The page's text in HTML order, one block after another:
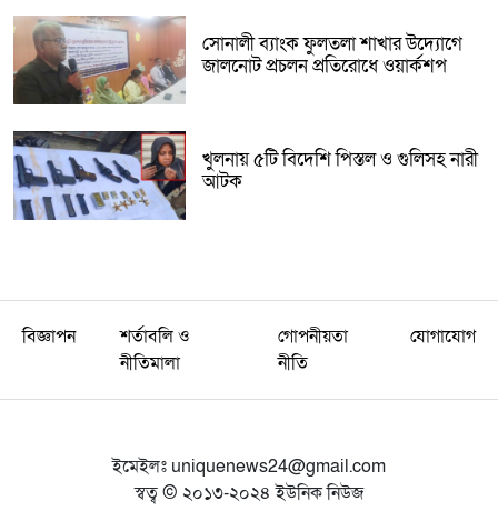
সোনালী ব্যাংক ফুলতলা শাখার উদ্যোগে
জালনোট প্রচলন প্রতিরোধে ওয়ার্কশপ
খুলনায় ৫টি বিদেশি পিস্তল ও গুলিসহ নারী
আটক
বিজ্ঞাপন
শর্তাবলি ও
নীতিমালা
গোপনীয়তা
নীতি
যোগাযোগ
ইমেইলঃ uniquenews24@gmail.com
স্বত্ব © ২০১৩-২০২৪ ইউনিক নিউজ